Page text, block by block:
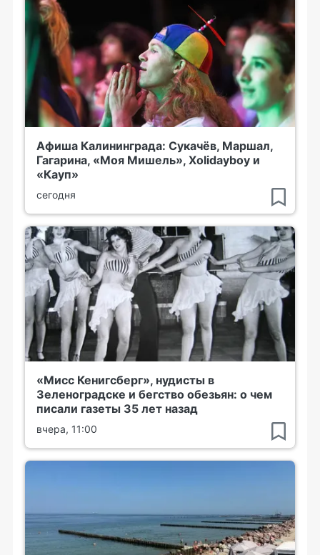
Афиша Калининграда: Сукачёв, Маршал,
Гагарина, «Моя Мишель», Xolidayboy и
«Кауп»
сегодня
«Мисс Кенигсберг», нудисты в
Зеленоградске и бегство обезьян: о чем
писали газеты 35 лет назад
вчера, 11:00